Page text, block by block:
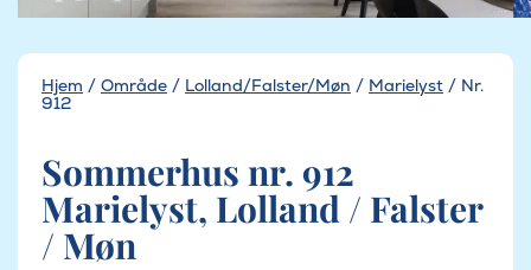
Hjem / Område / Lolland/Falster/Møn / Marielyst / Nr.
912
Sommerhus nr. 912
Marielyst, Lolland / Falster
/ Møn